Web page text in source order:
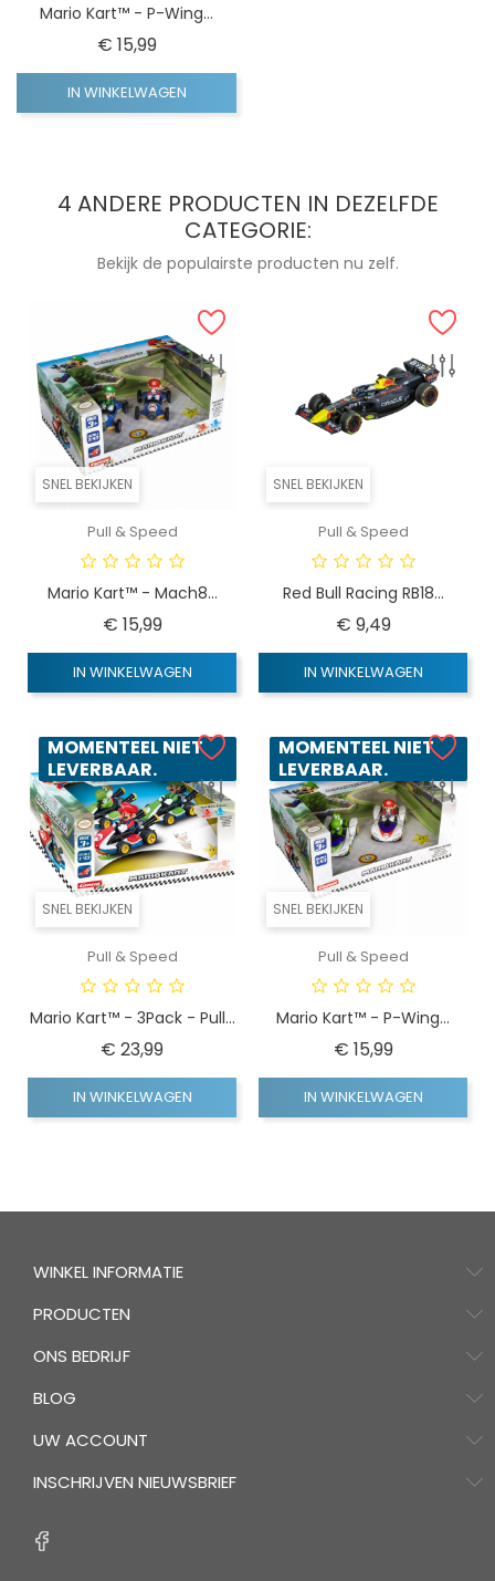
Mario Kart™ - P-Wing...
€ 15,99Prijs
IN WINKELWAGEN
4 ANDERE PRODUCTEN IN DEZELFDE
CATEGORIE:
Bekijk de populairste producten nu zelf.
SNEL BEKIJKEN
Pull & Speed
Mario Kart™ - Mach8...
€ 15,99Prijs
IN WINKELWAGEN
SNEL BEKIJKEN
Pull & Speed
Red Bull Racing RB18...
€ 9,49Prijs
IN WINKELWAGEN
SNEL BEKIJKEN
MOMENTEEL NIET
LEVERBAAR.
Pull & Speed
Mario Kart™ - 3Pack - Pull...
€ 23,99Prijs
IN WINKELWAGEN
SNEL BEKIJKEN
MOMENTEEL NIET
LEVERBAAR.
Pull & Speed
Mario Kart™ - P-Wing...
€ 15,99Prijs
IN WINKELWAGEN
WINKEL INFORMATIE
PRODUCTEN
ONS BEDRIJF
BLOG
UW ACCOUNT
INSCHRIJVEN NIEUWSBRIEF